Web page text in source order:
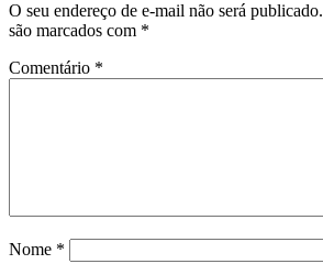
O seu endereço de e-mail não será publicado.
são marcados com *
Comentário *
Nome *